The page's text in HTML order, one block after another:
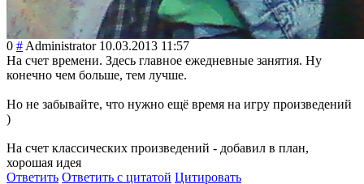
0 # Administrator 10.03.2013 11:57
На счет времени. Здесь главное ежедневные занятия. Ну
конечно чем больше, тем лучше.
Но не забывайте, что нужно ещё время на игру произведений
)
На счет классических произведений - добавил в план,
хорошая идея
Ответить Ответить с цитатой Цитировать